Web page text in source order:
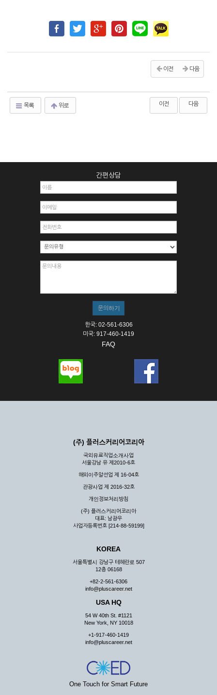
이전 다음
목록 위로 이전 다음
간편상담
한국: 02-561-6306
미국: 917-460-1419
FAQ
(주) 플러스커리어코리아
국외유료직업소개사업
서울강남 유 제2010-6호
해외이주알선업 제 16-04호
관광사업 제 2016-32호
개인정보처리방침
(주) 플러스커리어코리아
대표: 남광우
사업자등록번호 [214-88-59199]
KOREA
서울특별시 강남구 테헤란로 507
12층 06168
+82-2-561-6306
info@pluscareer.net
USA HQ
54 W 40th St. #1121
New York, NY 10018
+1-917-460-1419
info@pluscareer.net
One Touch for Smart Future